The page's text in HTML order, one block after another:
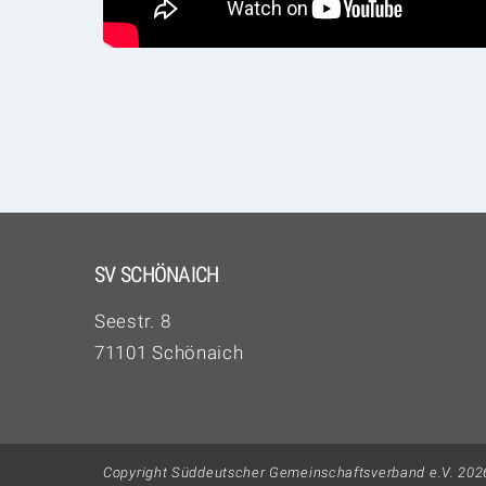
SV SCHÖNAICH
Seestr. 8
71101 Schönaich
Copyright Süddeutscher Gemeinschaftsverband e.V.